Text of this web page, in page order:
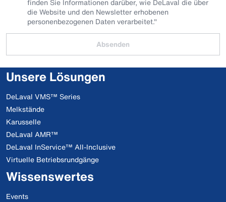
finden Sie Informationen darüber, wie DeLaval die über
die Website und den Newsletter erhobenen
personenbezogenen Daten verarbeitet."
Absenden
Unsere Lösungen
DeLaval VMS™ Series
Melkstände
Karusselle
DeLaval AMR™
DeLaval InService™ All-Inclusive
Virtuelle Betriebsrundgänge
Wissenswertes
Events